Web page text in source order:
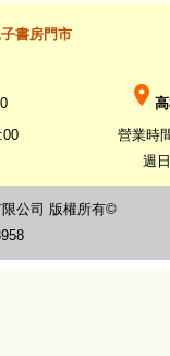
書房門市
place
營業時
週
公司 版權所有©